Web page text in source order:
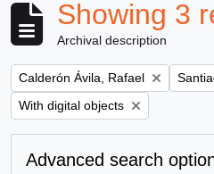
Showing 3
Archival description
Remove filter:
Calderón Ávila, Rafael
Remove filter:
With digital objects
Advanced search